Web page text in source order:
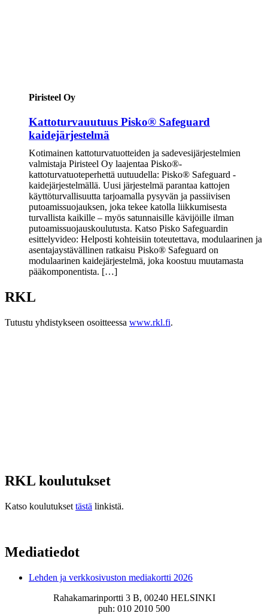
Piristeel Oy
Kattoturvauutuus Pisko® Safeguard
kaidejärjestelmä
Kotimainen kattoturvatuotteiden ja sadevesijärjestelmien
valmistaja Piristeel Oy laajentaa Pisko®-
kattoturvatuoteperhettä uutuudella: Pisko® Safeguard -
kaidejärjestelmällä. Uusi järjestelmä parantaa kattojen
käyttöturvallisuutta tarjoamalla pysyvän ja passiivisen
putoamissuojauksen, joka tekee katolla liikkumisesta
turvallista kaikille – myös satunnaisille kävijöille ilman
putoamissuojauskoulutusta. Katso Pisko Safeguardin
esittelyvideo: Helposti kohteisiin toteutettava, modulaarinen ja
asentajaystävällinen ratkaisu Pisko® Safeguard on
modulaarinen kaidejärjestelmä, joka koostuu muutamasta
pääkomponentista. […]
RKL
Tutustu yhdistykseen osoitteessa www.rkl.fi.
RKL koulutukset
Katso koulutukset tästä linkistä.
Mediatiedot
Lehden ja verkkosivuston mediakortti 2026
Rahakamarinportti 3 B, 00240 HELSINKI
puh: 010 2010 500